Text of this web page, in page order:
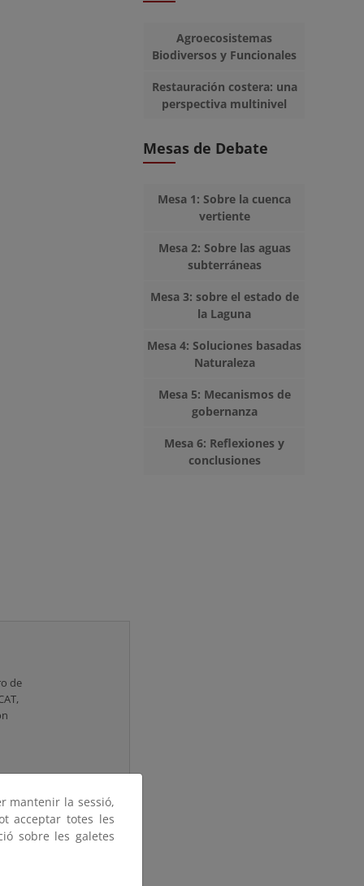
de
Agroecosistemas
Biodiversos y Funcionales
Restauración costera: una
perspectiva multinivel
Mesas de Debate
Mesa 1: Sobre la cuenca
vertiente
Mesa 2: Sobre las aguas
subterráneas
Mesa 3: sobre el estado de
la Laguna
Mesa 4: Soluciones basadas
Naturaleza
Mesa 5: Mecanismos de
gobernanza
Mesa 6: Reflexiones y
conclusiones
mantenir la sessió,
acceptar totes les
sobre les galetes